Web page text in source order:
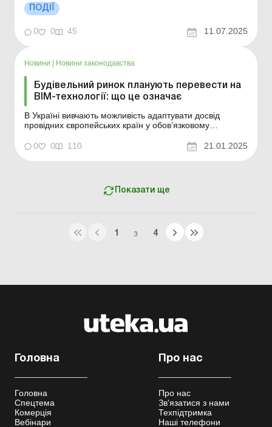
будівельних матеріалів України. Документ діятиме
протягом 2025–2027 років і встановлює оновлені
соціально-трудові гарантії для працівників галузі,
зокрема,...
ПОДІЇ
0 0 45 11.07.2025
Новини | Новини законодавства
Будівельний ринок планують перевести на
ВІМ-технології: що це означає
В Україні вивчають можливість адаптувати досвід
провідних європейських країн у обов’язковому
відновлюють за бюджетні кошти. Законопроєкт щодо
цього вже готовий до другого читання. Після його
0 0 110 21.01.2025
Показати ще
1 З 4
Головна
Головна
Спецтема
Комерція
Вебінари
Про нас
Про нас
Зв'язатися з нами
Техпідтримка
Наші телефони